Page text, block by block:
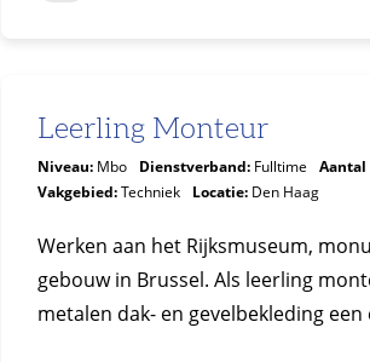
Leerling Monteur
Niveau: Mbo Dienstverband: Fulltime Aantal
Vakgebied:Techniek Locatie: Den Haag
Werken aan het Rijksmuseum,
gebouw in Brussel. Als leerling
metalen dak- en gevelbekleding